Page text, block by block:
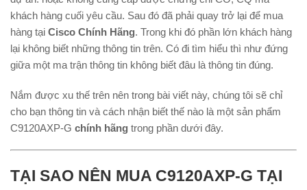
khách hàng cuối yêu cầu. Sau đó đã phải quay trở lại để mua
hàng tại Cisco Chính Hãng. Trong khi đó phần lớn khách hàng
lại không biết những thông tin trên. Có đi tìm hiểu thì như đứng
giữa một ma trận thông tin không biết đâu là thông tin đúng.
Nắm được xu thế trên nên trong bài viết này, chúng tôi sẽ chỉ
cho bạn thông tin và cách nhận biết thế nào là một sản phẩm
C9120AXP-G chính hãng trong phần dưới đây.
TẠI SAO NÊN MUA C9120AXP-G TẠI